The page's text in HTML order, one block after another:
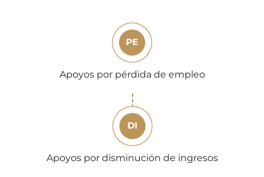
Apoyos por pérdida de empleo
Apoyos por disminución de ingresos